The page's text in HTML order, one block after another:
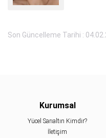
Son Güncelleme Tarihi :
Kurumsal
Yücel Sarıaltın Kimdir?
İletişim